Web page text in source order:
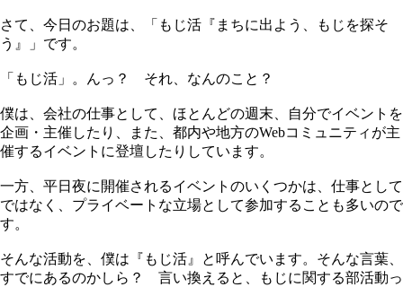
さて、今日のお題は、「もじ活『まちに出よう、もじを探そ
う』」です。
「もじ活」。んっ？ それ、なんのこと？
僕は、会社の仕事として、ほとんどの週末、自分でイベントを
企画・主催したり、また、都内や地方のWebコミュニティが主
催するイベントに登壇したりしています。
一方、平日夜に開催されるイベントのいくつかは、仕事として
ではなく、プライベートな立場として参加することも多いので
す。
そんな活動を、僕は『もじ活』と呼んでいます。そんな言葉、
すでにあるのかしら？ 言い換えると、もじに関する部活動っ